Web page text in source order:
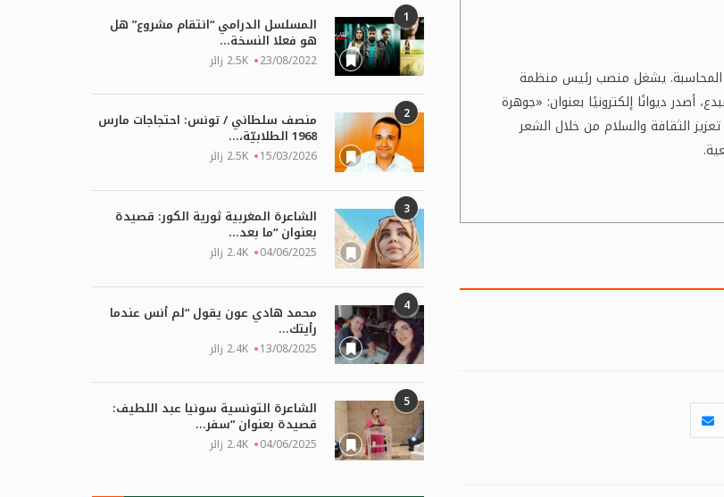
يشغل منصب رئيس منظمة
أصدر ديوانًا إلكترونيًا بعنوان: «جوهرة
الثقافة والسلام من خلال الشعر
1 المسلسل الدرامي “انتقام مشروع” هل
هو فعلا النسخة...
23/08/2022 2.5K زائر
2 منصف سلطاني / تونس: احتجاجات مارس
1968 الطلابيّة،...
15/03/2026 2.5K زائر
3 الشاعرة المغربية ثورية الكور: قصيدة
بعنوان “ما بعد...
04/06/2025 2.4K زائر
4 محمد هادي عون يقول “لم أنس عندما
رأيتك...
13/08/2025 2.4K زائر
5 الشاعرة التونسية سونيا عبد اللطيف:
قصيدة بعنوان “سفر...
04/06/2025 2.4K زائر